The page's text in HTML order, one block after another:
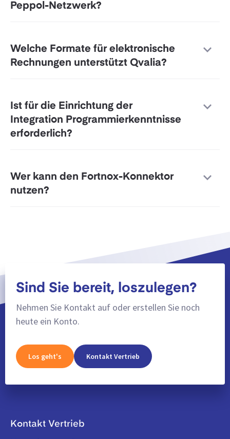
Peppol-Netzwerk?
Welche Formate für elektronische
Rechnungen unterstützt Qvalia?
Ist für die Einrichtung der
Integration Programmierkenntnisse
erforderlich?
Wer kann den Fortnox-Konnektor
nutzen?
Sind Sie bereit, loszulegen?
Nehmen Sie Kontakt auf oder erstellen Sie noch
heute ein Konto.
Los geht's Kontakt Vertrieb
Kontakt Vertrieb